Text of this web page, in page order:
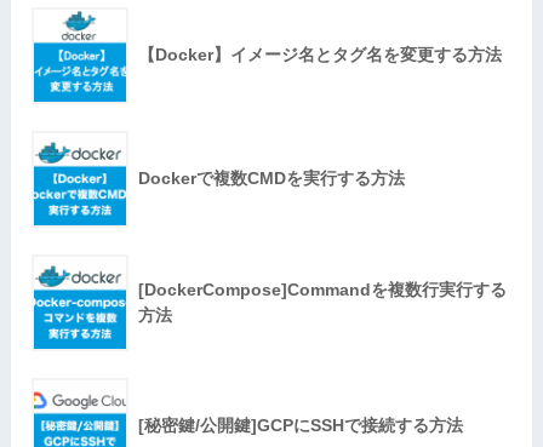
【Docker】イメージ名とタグ名を変更する方法
Dockerで複数CMDを実行する方法
[DockerCompose]Commandを複数行実行する
方法
[秘密鍵/公開鍵]GCPにSSHで接続する方法